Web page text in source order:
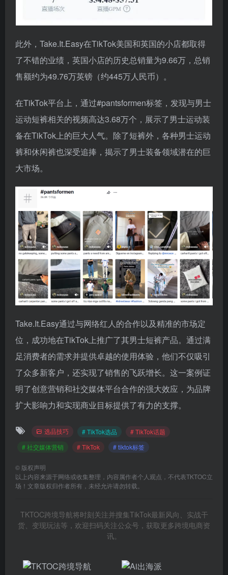
此外，Take.It.Easy在TikTok美国和英国的小店都取得
了不错的业绩，英国小店的历史总销量为9.66万，总销
售额约为49.76万英镑（约445万人民币）。
在TikTok平台上，通过#pantsformen标签，发现与男士
运动短裤相关的视频高达3.68万个，展示了男士运动装
备在TikTok上的巨大人气。除了短裤外，各种男士运动
裤和休闲裤也深受追捧，揭示了男士装备领域潜在的巨
大市场。
Take.It.Easy通过与网络红人的合作以及精准的市场定
位，成功地在TikTok上推广了其男士短裤产品。通过满
足消费者的需求并提供卓越的使用体验，他们不仅吸引
了众多新客户，还实现了销售的飞跃增长。这一案例证
明了创意营销和社交媒体平台合作的强大效应，为品牌
扩大影响力和实现商业目标提供了有力的支撑。
选品技巧 # TikTok选品
# TikTok话题
# 社交媒体营销
# TikTok # tiktok标签
© 版权声明
以上内容来源于网络或收集整理，内容属作者个人观点，不代表TKTOC立
场！文章版权归作者所有，未经允许请勿转载。
TKTOC跨境导航将时刻关注并搜集TikTok最新风向、实战干
货、变现玩法等，欢迎扫码关注公众号，获取更多跨境电商资
讯。